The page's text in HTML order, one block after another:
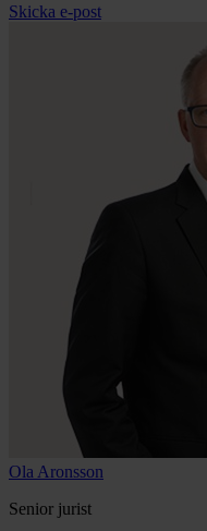
Skicka e-post
Ola Aronsson
Senior jurist